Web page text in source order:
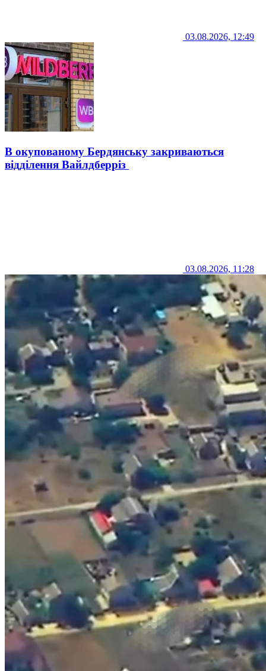
03.08.2026, 12:49
В окупованому Бердянську закриваються
відділення Вайлдберріз
03.08.2026, 11:28